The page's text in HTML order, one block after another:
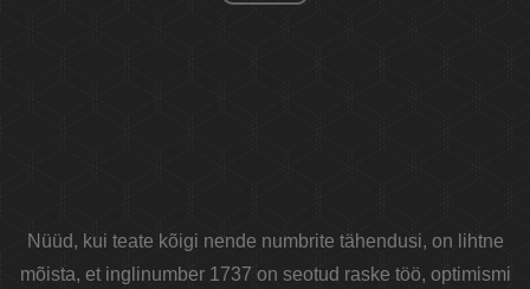
Nüüd, kui teate kõigi nende numbrite tähendusi, on lihtne
mõista, et inglinumber 1737 on seotud raske töö, optimismi